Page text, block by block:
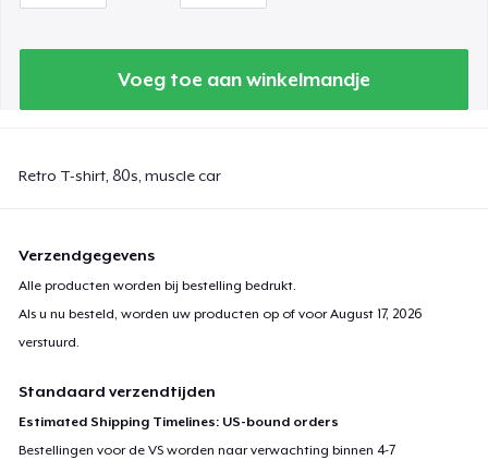
Voeg toe aan winkelmandje
Retro T-shirt, 80s, muscle car
Verzendgegevens
Alle producten worden bij bestelling bedrukt.
Als u nu besteld, worden uw producten op of voorAugust 17, 2026
verstuurd.
Standaard verzendtijden
Estimated Shipping Timelines: US-bound orders
Bestellingen voor de VS worden naar verwachting binnen 4-7